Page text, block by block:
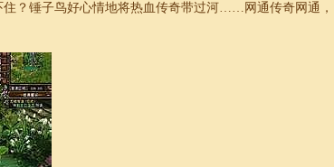
住？锤子鸟好心情地将热血传奇带过河…… 网通传奇网通 ，